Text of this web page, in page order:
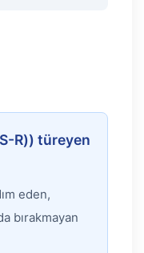
R)) türeyen
eden,
bırakmayan